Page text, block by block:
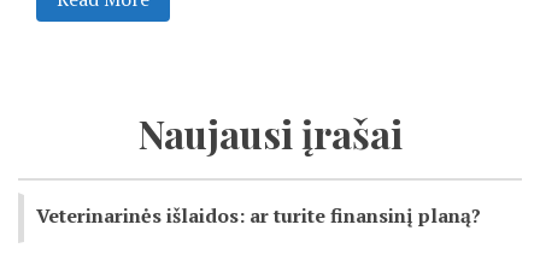
Naujausi įrašai
Veterinarinės išlaidos: ar turite finansinį planą?